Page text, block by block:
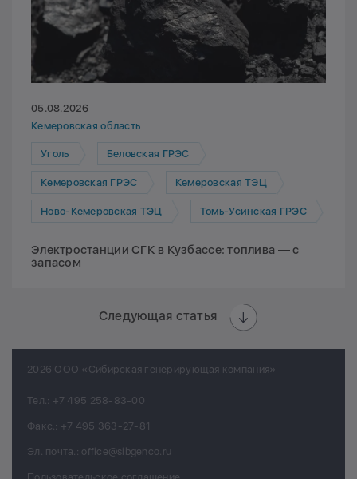
05.08.2026
Кемеровская область
Уголь Беловская ГРЭС
Кемеровская ГРЭС Кемеровская ТЭЦ
Ново-Кемеровская ТЭЦ Томь-Усинская ГРЭС
Электростанции СГК в Кузбассе: топлива — с
запасом
Следующая статья
2026 ООО «Сибирская генерирующая компания»
Тел.: +7 495 258-83-00
Факс.: +7 495 363-27-81
Эл. почта.: office@sibgenco.ru